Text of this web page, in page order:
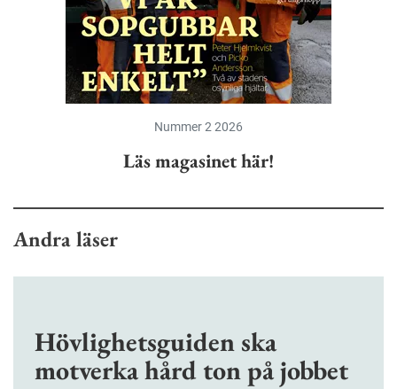
Nummer 2 2026
Läs magasinet här!
Andra läser
Hövlighetsguiden ska
motverka hård ton på jobbet